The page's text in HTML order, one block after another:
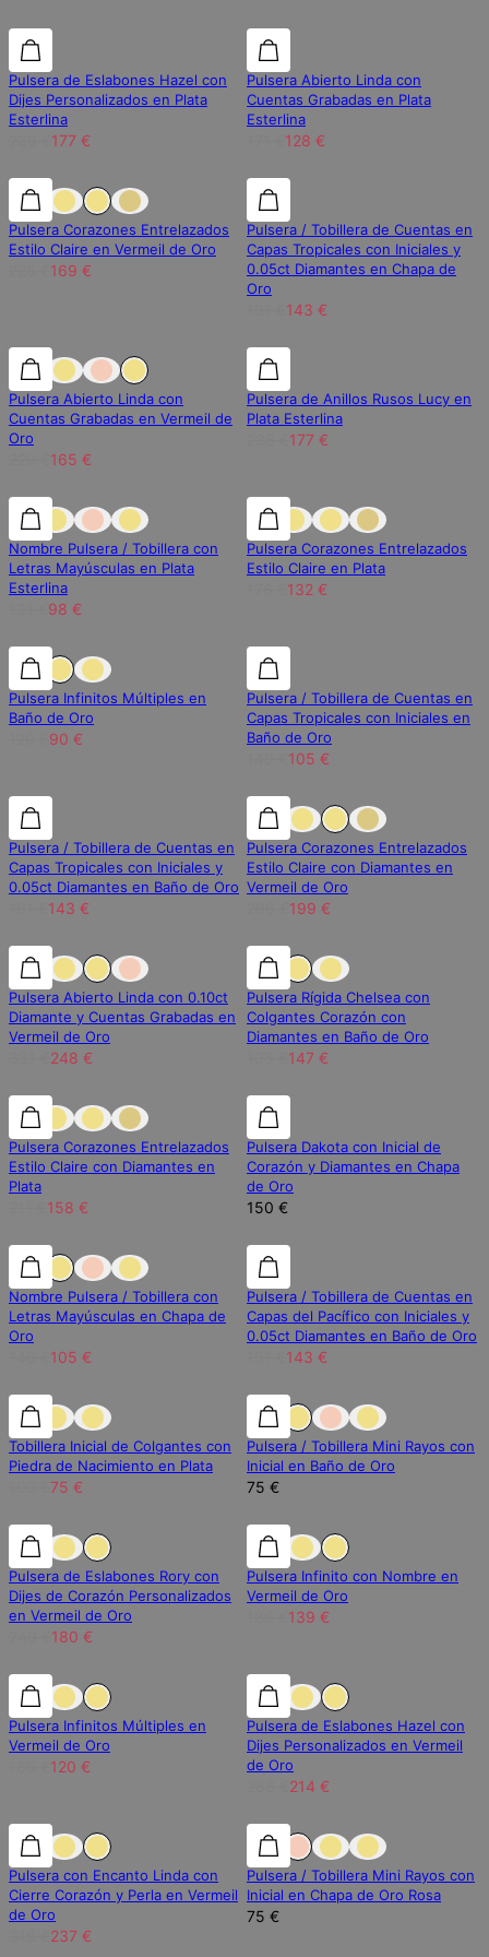
25% de descuento 25% de descuento
Pulsera de Eslabones Hazel con
Dijes Personalizados en Plata
Esterlina
177 €
25% de descuento
Pulsera Abierto Linda con
Cuentas Grabadas en Plata
Esterlina
128 €
25% de descuento 25% de descuento
Pulsera Corazones Entrelazados
Estilo Claire en Vermeil de Oro
169 €
25% de descuento
Pulsera / Tobillera de Cuentas en
Capas Tropicales con Iniciales y
0.05ct Diamantes en Chapa de
Oro
143 €
25% de descuento 25% de descuento
Pulsera Abierto Linda con
Cuentas Grabadas en Vermeil de
Oro
165 €
25% de descuento
Pulsera de Anillos Rusos Lucy en
Plata Esterlina
177 €
25% de descuento 25% de descuento
Nombre Pulsera / Tobillera con
Letras Mayúsculas en Plata
Esterlina
98 €
25% de descuento
Pulsera Corazones Entrelazados
Estilo Claire en Plata
132 €
25% de descuento 25% de descuento
Pulsera Infinitos Múltiples en
Baño de Oro
90 €
25% de descuento
Pulsera / Tobillera de Cuentas en
Capas Tropicales con Iniciales en
Baño de Oro
105 €
25% de descuento 25% de descuento
Pulsera / Tobillera de Cuentas en
Capas Tropicales con Iniciales y
0.05ct Diamantes en Baño de Oro
143 €
25% de descuento
Pulsera Corazones Entrelazados
Estilo Claire con Diamantes en
Vermeil de Oro
199 €
25% de descuento 25% de descuento
Pulsera Abierto Linda con 0.10ct
Diamante y Cuentas Grabadas en
Vermeil de Oro
248 €
25% de descuento
Pulsera Rígida Chelsea con
Colgantes Corazón con
Diamantes en Baño de Oro
147 €
25% de descuento 25% de descuento
Pulsera Corazones Entrelazados
Estilo Claire con Diamantes en
Plata
158 €
Diamante Laboratorio
Pulsera Dakota con Inicial de
Corazón y Diamantes en Chapa
de Oro
150 €
25% de descuento 25% de descuento
Nombre Pulsera / Tobillera con
Letras Mayúsculas en Chapa de
Oro
105 €
25% de descuento
Pulsera / Tobillera de Cuentas en
Capas del Pacífico con Iniciales y
0.05ct Diamantes en Baño de Oro
143 €
25% de descuento 25% de descuento
Tobillera Inicial de Colgantes con
Piedra de Nacimiento en Plata
75 €
Pulsera / Tobillera Mini Rayos con
Inicial en Baño de Oro
75 €
25% de descuento 25% de descuento
Pulsera de Eslabones Rory con
Dijes de Corazón Personalizados
en Vermeil de Oro
180 €
25% de descuento
Pulsera Infinito con Nombre en
Vermeil de Oro
139 €
25% de descuento 25% de descuento
Pulsera Infinitos Múltiples en
Vermeil de Oro
120 €
25% de descuento
Pulsera de Eslabones Hazel con
Dijes Personalizados en Vermeil
de Oro
214 €
25% de descuento 25% de descuento
Pulsera con Encanto Linda con
Cierre Corazón y Perla en Vermeil
de Oro
237 €
Pulsera / Tobillera Mini Rayos con
Inicial en Chapa de Oro Rosa
75 €